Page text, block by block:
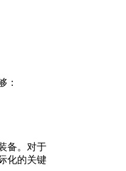
：
备。对于
化的关键